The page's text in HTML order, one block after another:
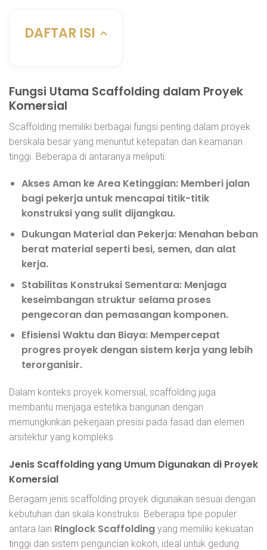
DAFTAR ISI
Fungsi Utama Scaffolding dalam Proyek
Komersial
Scaffolding memiliki berbagai fungsi penting dalam proyek
berskala besar yang menuntut ketepatan dan keamanan
tinggi. Beberapa di antaranya meliputi:
Akses Aman ke Area Ketinggian:Memberi jalan
bagi pekerja untuk mencapai titik-titik
konstruksi yang sulit dijangkau.
Dukungan Material dan Pekerja:Menahan beban
berat material seperti besi, semen, dan alat
kerja.
Stabilitas Konstruksi Sementara:Menjaga
keseimbangan struktur selama proses
pengecoran dan pemasangan komponen.
Efisiensi Waktu dan Biaya:Mempercepat
progres proyek dengan sistem kerja yang lebih
terorganisir.
Dalam konteks proyek komersial, scaffolding juga
membantu menjaga estetika bangunan dengan
memungkinkan pekerjaan presisi pada fasad dan elemen
arsitektur yang kompleks.
Jenis Scaffolding yang Umum Digunakan di Proyek
Komersial
Beragam jenis scaffolding proyek digunakan sesuai dengan
kebutuhan dan skala konstruksi. Beberapa tipe populer
antara lain Ringlock Scaffolding yang memiliki kekuatan
tinggi dan sistem penguncian kokoh, ideal untuk gedung